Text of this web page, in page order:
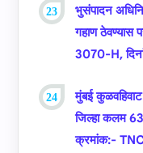
भुसंपादन
गहाण ठेवण्‍यास
3070-H,
मुंबई
जिल्‍हा कलम 63
क्रमांक:-